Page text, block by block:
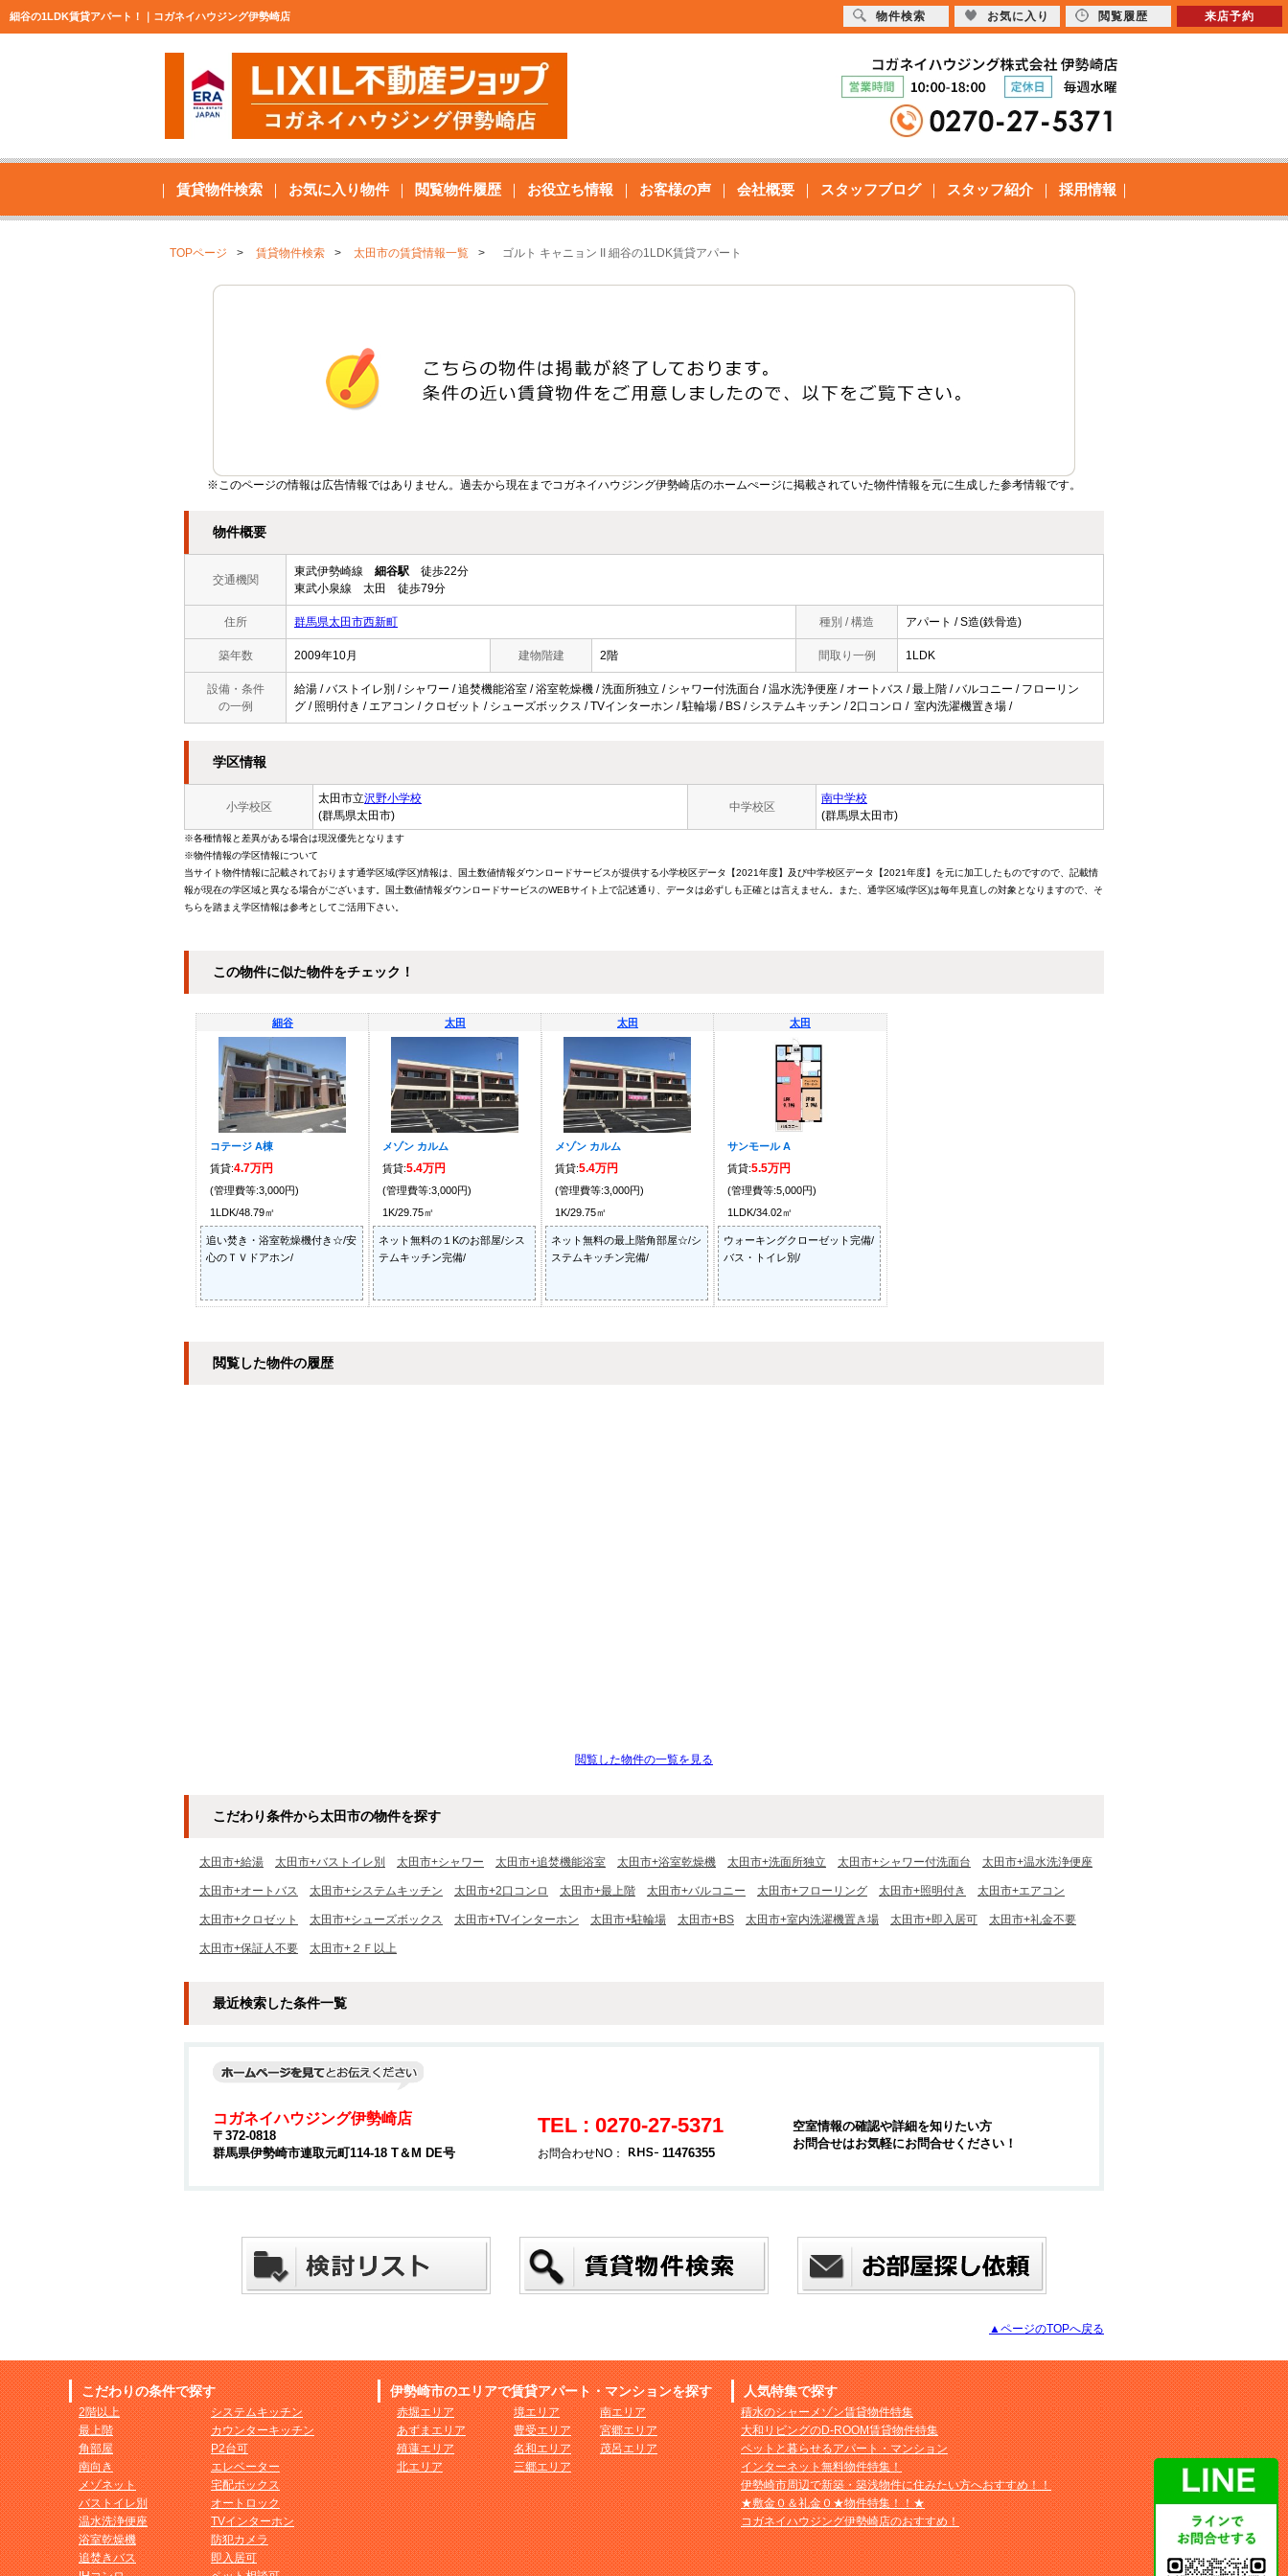
細谷の1LDK賃貸アパート！｜コガネイハウジング伊勢崎店
賃貸物件検索 お気に入り物件 閲覧物件履歴 お役立ち情報 お客様の声 会社概要 スタッフブログ スタッフ紹介 採用情報
TOPページ 賃貸物件検索 太田市の賃貸情報一覧 ゴルト キャニョン II 細谷の1LDK賃貸アパート
※このページの情報は広告情報ではありません。過去から現在までコガネイハウジング伊勢崎店のホームぺージに掲載されていた物件情報を元に生成した参考情報です。
物件概要
交通機関
東武伊勢崎線 細谷駅 徒歩22分
東武小泉線 太田 徒歩79分
住所 群馬県太田市西新町 種別 / 構造 アパート / S造(鉄骨造)
築年数 2009年10月 建物階建 2階 間取り一例 1LDK
設備・条件
の一例
給湯 / バストイレ別 / シャワー / 追焚機能浴室 / 浴室乾燥機 / 洗面所独立 / シャワー付洗面台 / 温水洗浄便座 / オートバス / 最上階 / バルコニー / フローリン
グ / 照明付き / エアコン / クロゼット / シューズボックス / TVインターホン / 駐輪場 / BS / システムキッチン / 2口コンロ / 室内洗濯機置き場 /
学区情報
小学校区
太田市立沢野小学校
(群馬県太田市)
中学校区
南中学校
(群馬県太田市)
※各種情報と差異がある場合は現況優先となります
※物件情報の学区情報について
当サイト物件情報に記載されております通学区域(学区)情報は、国土数値情報ダウンロードサービスが提供する小学校区データ【2021年度】及び中学校区データ【2021年度】を元に加工したものですので、記載情
報が現在の学区域と異なる場合がございます。国土数値情報ダウンロードサービスのWEBサイト上で記述通り、データは必ずしも正確とは言えません。また、通学区域(学区)は毎年見直しの対象となりますので、そ
ちらを踏まえ学区情報は参考としてご活用下さい。
この物件に似た物件をチェック！
細谷
コテージ A棟
賃貸:4.7万円
(管理費等:3,000円)
1LDK/48.79㎡
追い焚き・浴室乾燥機付き☆/安
心のＴＶドアホン/
太田
メゾン カルム
賃貸:5.4万円
(管理費等:3,000円)
1K/29.75㎡
ネット無料の１Kのお部屋/シス
テムキッチン完備/
太田
メゾン カルム
賃貸:5.4万円
(管理費等:3,000円)
1K/29.75㎡
ネット無料の最上階角部屋☆/シ
ステムキッチン完備/
太田
サンモール A
賃貸:5.5万円
(管理費等:5,000円)
1LDK/34.02㎡
ウォーキングクローゼット完備/
バス・トイレ別/
閲覧した物件の履歴
閲覧した物件の一覧を見る
こだわり条件から太田市の物件を探す
太田市+給湯 太田市+バストイレ別 太田市+シャワー 太田市+追焚機能浴室 太田市+浴室乾燥機 太田市+洗面所独立 太田市+シャワー付洗面台 太田市+温水洗浄便座
太田市+オートバス 太田市+システムキッチン 太田市+2口コンロ 太田市+最上階 太田市+バルコニー 太田市+フローリング 太田市+照明付き 太田市+エアコン
太田市+クロゼット 太田市+シューズボックス 太田市+TVインターホン 太田市+駐輪場 太田市+BS 太田市+室内洗濯機置き場 太田市+即入居可 太田市+礼金不要
太田市+保証人不要 太田市+２Ｆ以上
最近検索した条件一覧
コガネイハウジング伊勢崎店
〒372-0818
群馬県伊勢崎市連取元町114-18 T＆M DE号
TEL : 0270-27-5371
お問合わせNO： 11476355
空室情報の確認や詳細を知りたい方
お問合せはお気軽にお問合せください！
▲ページのTOPへ戻る
こだわりの条件で探す
2階以上
最上階
角部屋
南向き
メゾネット
バストイレ別
温水洗浄便座
浴室乾燥機
追焚きバス
システムキッチン
カウンターキッチン
P2台可
エレベーター
宅配ボックス
オートロック
TVインターホン
防犯カメラ
即入居可
伊勢崎市のエリアで賃貸アパート・マンションを探す
赤堀エリア
あずまエリア
殖蓮エリア
北エリア
境エリア
豊受エリア
名和エリア
三郷エリア
南エリア
宮郷エリア
茂呂エリア
人気特集で探す
積水のシャーメゾン賃貸物件特集
大和リビングのD-ROOM賃貸物件特集
ペットと暮らせるアパート・マンション
インターネット無料物件特集！
伊勢崎市周辺で新築・築浅物件に住みたい方へおすすめ！！
★敷金０＆礼金０★物件特集！！★
コガネイハウジング伊勢崎店のおすすめ！
物件検索 お気に入り 閲覧履歴 来店予約